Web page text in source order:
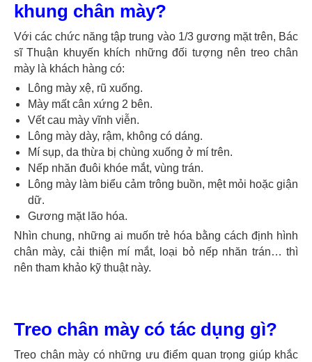
khung chân mày?
Với các chức năng tập trung vào 1/3 gương mặt trên, Bác
sĩ Thuận khuyến khích những đối tượng nên treo chân
mày là khách hàng có:
Lông mày xệ, rũ xuống.
Mày mất cân xứng 2 bên.
Vết cau mày vĩnh viễn.
Lông mày dày, rậm, không có dáng.
Mí sụp, da thừa bị chùng xuống ở mí trên.
Nếp nhăn đuôi khóe mắt, vùng trán.
Lông mày làm biểu cảm trông buồn, mệt mỏi hoặc giận
dữ.
Gương mặt lão hóa.
Nhìn chung, những ai muốn trẻ hóa bằng cách định hình
chân mày, cải thiện mí mắt, loại bỏ nếp nhăn trán… thì
nên tham khảo kỹ thuật này.
Treo chân mày có tác dụng gì?
Treo chân mày có những ưu điểm quan trọng giúp khắc